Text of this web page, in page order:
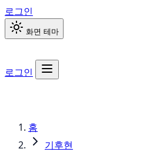
로그인
화면 테마
로그인
홈
기후현